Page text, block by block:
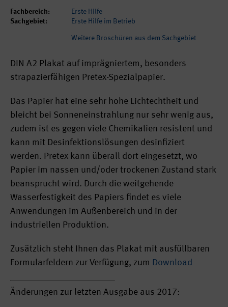
Fachbereich:
Erste Hilfe
Sachgebiet:
Erste Hilfe im Betrieb
Weitere Broschüren aus dem Sachgebiet
DIN A2 Plakat auf imprägniertem, besonders
strapazierfähigen Pretex-Spezialpapier.
Das Papier hat eine sehr hohe Lichtechtheit und
bleicht bei Sonneneinstrahlung nur sehr wenig aus,
zudem ist es gegen viele Chemikalien resistent und
kann mit Desinfektionslösungen desinfiziert
werden. Pretex kann überall dort eingesetzt, wo
Papier im nassen und/oder trockenen Zustand stark
beansprucht wird. Durch die weitgehende
Wasserfestigkeit des Papiers findet es viele
Anwendungen im Außenbereich und in der
industriellen Produktion.
Zusätzlich steht Ihnen das Plakat mit ausfüllbaren
Formularfeldern zur Verfügung, zum Download
Änderungen zur letzten Ausgabe aus 2017: